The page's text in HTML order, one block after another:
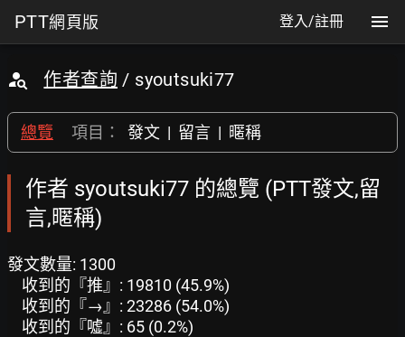
PTT網頁版 登入/註冊
作者查詢 / syoutsuki77
總覽 項目： 發文 | 留言 | 暱稱
作者 syoutsuki77 的總覽 (PTT發文,留
言,暱稱)
發文數量: 1300
收到的『推』: 19810 (45.9%)
收到的『→』: 23286 (54.0%)
收到的『噓』: 65 (0.2%)